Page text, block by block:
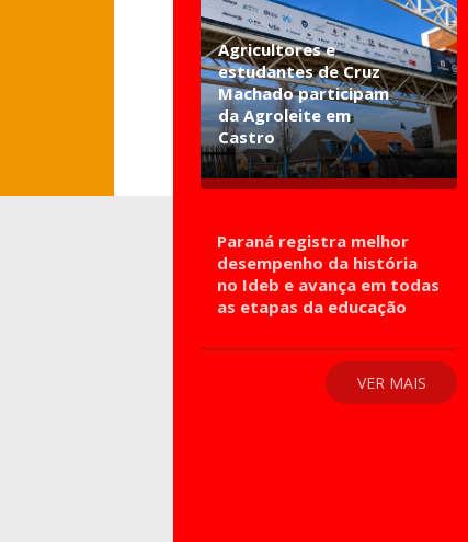
Agricultores e
estudantes de Cruz
Machado participam
da Agroleite em
Castro
Paraná registra melhor
desempenho da história
no Ideb e avança em todas
as etapas da educação
VER MAIS